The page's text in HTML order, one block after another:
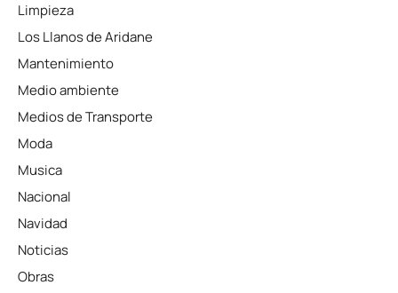
Limpieza
Los Llanos de Aridane
Mantenimiento
Medio ambiente
Medios de Transporte
Moda
Musica
Nacional
Navidad
Noticias
Obras